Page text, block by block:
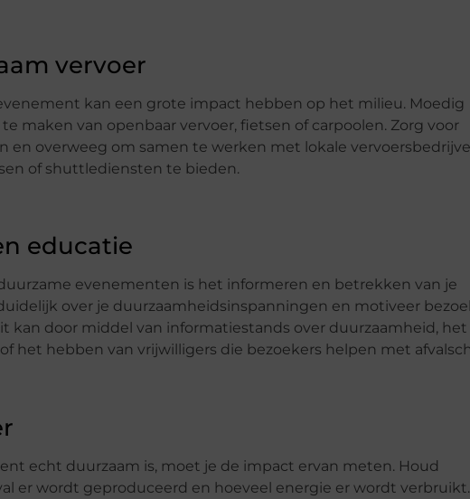
vervoer
kan een grote impact hebben op het milieu. Moedig
maken van openbaar vervoer, fietsen of carpoolen. Zorg voor
en overweeg om samen te werken met lokale
of shuttlediensten te bieden.
educatie
evenementen is het informeren en betrekken van je
over je duurzaamheidsinspanningen en motiveer
kan door middel van informatiestands over duurzaamheid, het
het hebben van vrijwilligers die bezoekers helpen met
echt duurzaam is, moet je de impact ervan meten. Houd
er wordt geproduceerd en hoeveel energie er wordt